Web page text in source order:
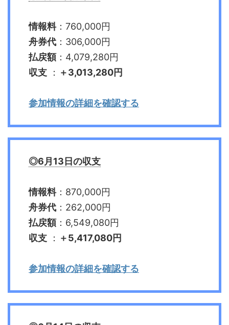
情報料：760,000円
舟券代 ：306,000円
払戻額：4,079,280円
収支 ： ＋3,013,280円
参加情報の詳細を確認する
◎6月13日の収支
情報料：870,000円
舟券代 ：262,000円
払戻額：6,549,080円
収支 ： ＋5,417,080円
参加情報の詳細を確認する